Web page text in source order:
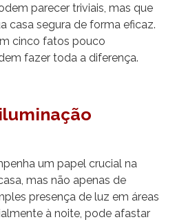
parecer triviais, mas que
casa segura de forma eficaz.
cinco fatos pouco
fazer toda a diferença.
um papel crucial na
mas não apenas de
presença de luz em áreas
à noite, pode afastar